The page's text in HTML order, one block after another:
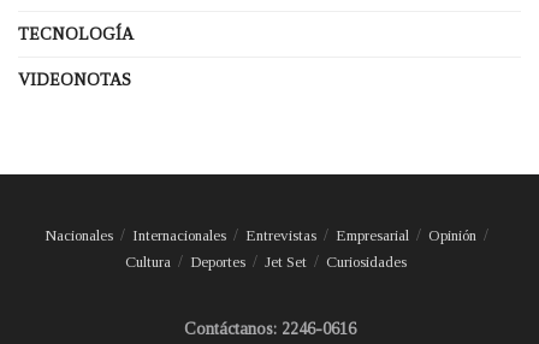
TECNOLOGÍA
VIDEONOTAS
Nacionales Internacionales Entrevistas Empresarial
Opinión
Cultura
Deportes Jet Set Curiosidades
Contáctanos: 2246-0616